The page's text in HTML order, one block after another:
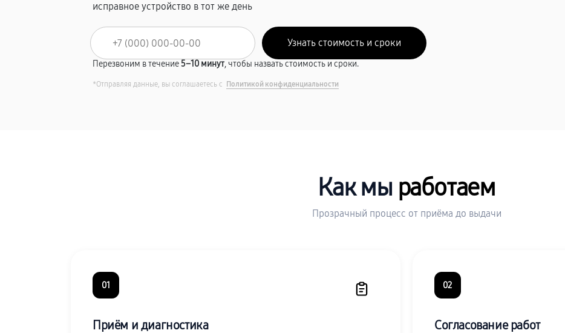
исправное устройство в тот же день
Перезвоним в течение5–10 минут, чтобы назвать стоимость и сроки.
*Отправляя данные, вы соглашаетесь с Политикой конфиденциальности
Как мы работаем
Прозрачный процесс от приёма до выдачи
01
Приём и диагностика
02
Согласование работ